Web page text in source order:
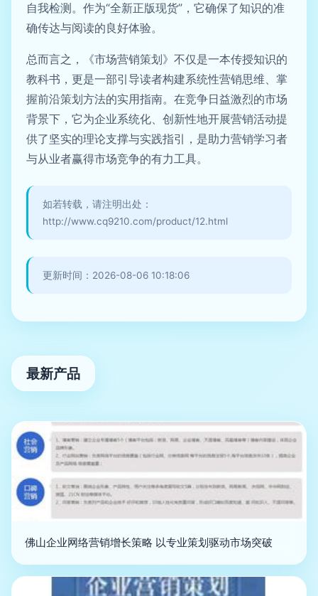
自我检测。作为“全新正版现货”，它确保了知识的准
确传达与阅读的良好体验。
总而言之，《市场营销策划》不仅是一本传授知识的
教科书，更是一部引导读者构建系统性营销思维、掌
握前沿策划方法的实用指南。在竞争日益激烈的市场
背景下，它为企业系统化、创新性地开展营销活动提
供了坚实的理论支撑与实践指引，是助力营销学习者
与从业者赢得市场竞争的有力工具。
如若转载，请注明出处：
http://www.cq9210.com/product/12.html
更新时间：2026-08-06 10:18:06
最新产品
佛山企业网络营销增长策略 以专业策划驱动市场突破